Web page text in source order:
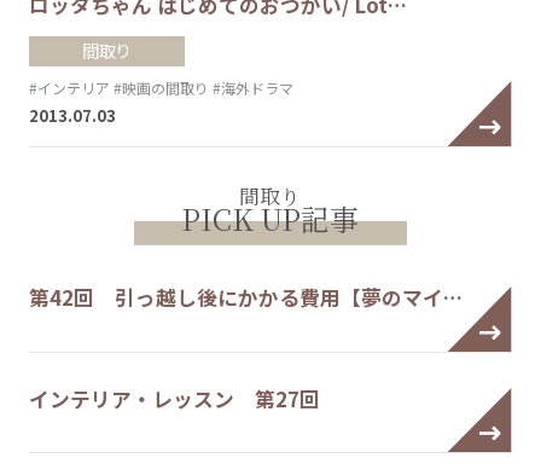
間取り
#インテリア #映画の間取り #海外ドラマ
2013.07.03
間取り
PICK UP記事
第42回 引っ越し後にかかる費用【夢のマイ…
インテリア・レッスン 第27回